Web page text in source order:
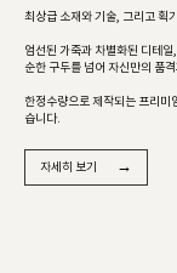
최상급 소재와 기술, 그리고 획
엄선된 가죽과 차별화된 디테
순한 구두를 넘어 자신만의 품
한정수량으로 제작되는 프리미
습니다.
자세히 보기 →